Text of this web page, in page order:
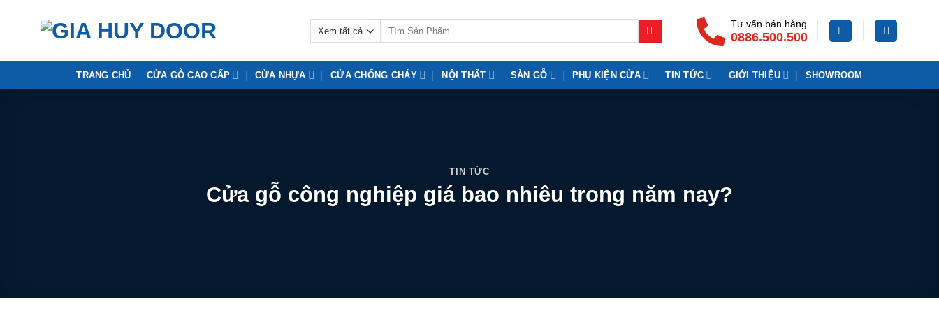
Tư vấn bán hàng
0886.500.500
TRANG CHỦ CỬA GỖ CAO CẤP CỬA NHỰA CỬA CHỐNG CHÁY NỘI THẤT SÀN GỖ PHỤ KIỆN CỬA TIN TỨC GIỚI THIỆU SHOWROOM
TIN TỨC
Cửa gỗ công nghiệp giá bao nhiêu trong năm nay?